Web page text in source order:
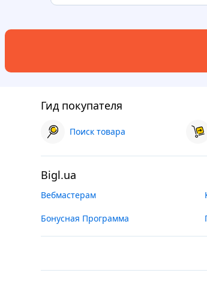
Гид покупателя
Поиск товара
Bigl.ua
Вебмастерам
Бонусная Программа